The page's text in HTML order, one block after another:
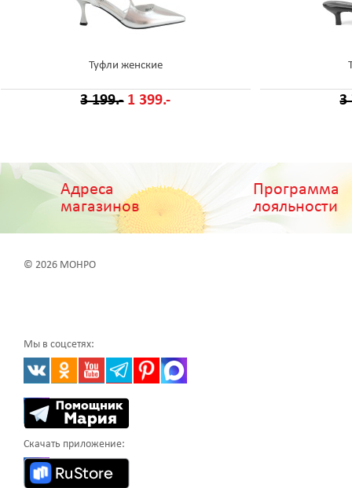
Туфли женские
3 199.- 1 399.- 3
Адреса
магазинов
Программа
лояльности
© 2026 МОНРО
Мы в соцсетях:
Скачать приложение: